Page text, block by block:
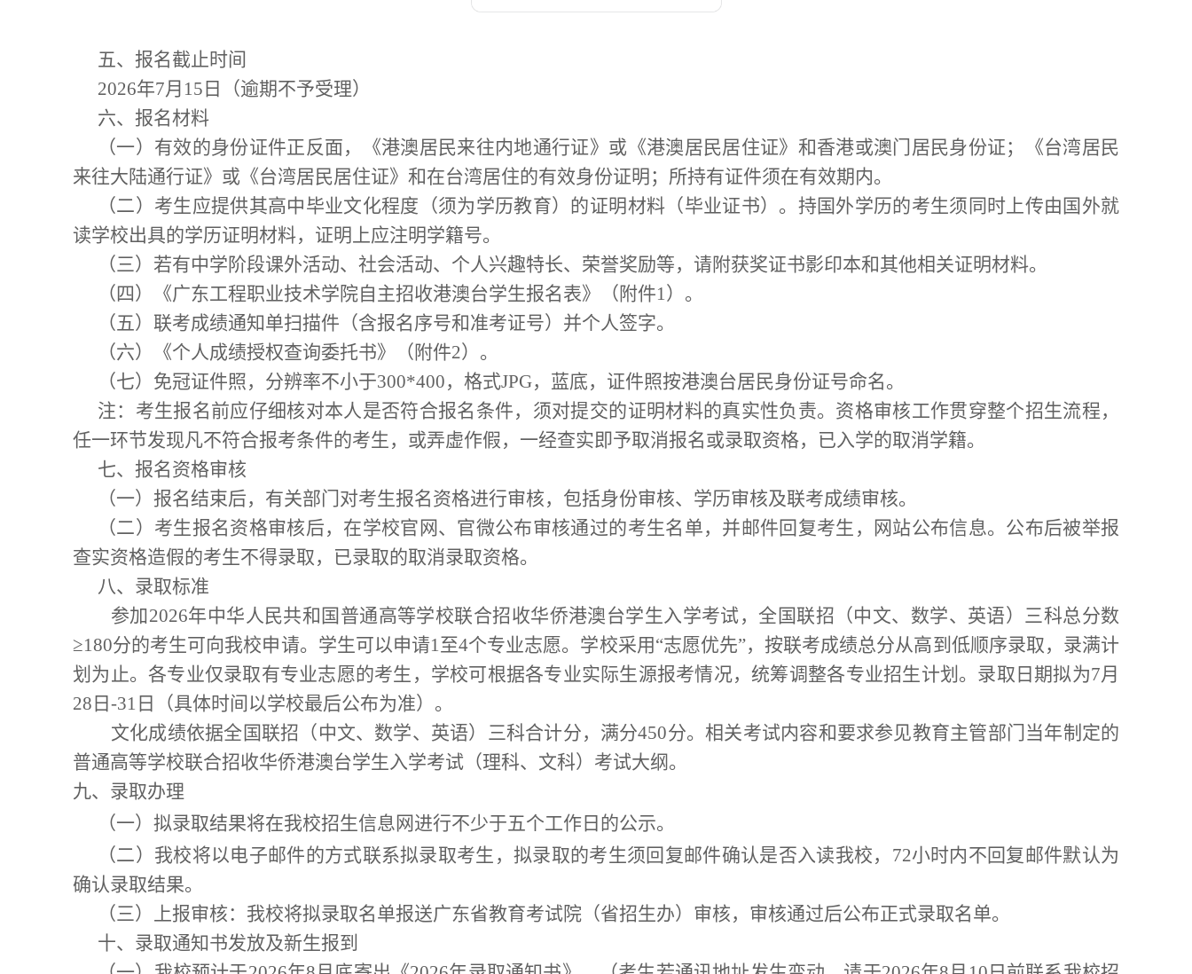
五、报名截止时间
2026年7月 15 日 （逾期不予受理）
六、报名材料
（一）有效的身份证件正反面，《港澳居民来往内地通行证》或《港澳居民居住证》和香港或澳门居民身份证；《台湾居民
来往大陆通行证》或《台湾居民居住证》和在台湾居住的有效身份证明；所持有证件须在有效期内。
（二）考生应提供其高中毕业文化程度（须为学历教育）的证明材料 （毕业证书） 。持国外学历的考生须同时上传由国外就
读学校出具的学历证明材料， 证明上应注明学籍号。
（三）若有中学阶段课外活动、社会活动、个人兴趣特长、荣誉奖励等，请附获奖证书影印本和其他相关证明材料。
（四）《广东工程职业技术学院自主招收港澳台学生报名表》（附件1）。
（五）联考成绩通知单扫描件（含报名序号和准考证号）并个人签字。
（六）《个人成绩授权查询委托书》（附件2）。
（七）免冠证件照，分辨率不小于300*400，格式JPG，蓝底，证件照按港澳台居民身份证号命名。
注：考生报名前应仔细核对本人是否符合报名条件，须对提交的证明材料的真实性负责。资格审核工作贯穿整个招生流程，
任一环节发现凡不符合报考条件的考生，或弄虚作假，一经查实即予取消报名或录取资格，已入学的取消学籍。
七、报名资格审核
（一）报名结束后， 有关部门对考生报名资格进行审核，包括身份审核、学历审核及联考成绩审核。
（二）考生报名资格审核后，在学校官网、官微公布审核通过的考生名单，并邮件回复考生，网站公布信息。公布后被举报
查实资格造假的考生不得录取，已录取的取消录取资格。
八、录取标准
参加2026年中华人民共和国普通高等学校联合招收华侨港澳台学生入学考试， 全国联招（中文、数学、英语） 三科总分数
≥180分的考生可向我校申请。学生可以申请1至4个专业志愿。学校采用 “志愿优先”，按联考成绩总分从高到低顺序录取，录满计
划为止。各专业仅录取有专业志愿的考生 ， 学校可根据各专业实际生源报考情况，统筹调整各专业招生计划 。 录取日期拟为7月
28 日 -31 日（具体时间以学校最后公布为准）。
文化成绩依据全国联招（中文、数学、英语）三科合计分，满分450分。相关考试内容和要求参见教育主管部门当年制定的
普通高等学校联合招收华侨港澳台学生入学考试（理科、文科）考试大纲。
九、录取办理
（一）拟录取结果将在我校招生信息网进行不少于五个工作日的公示。
（二）我校将以电子邮件的方式联系拟录取考生，拟录取的考生须回复邮件确认是否入读我校， 72小时内不回复邮件默认为
确认录取结果。
（三）上报审核：我校将拟录取名单报送广东省教育考试院（省招生办）审核，审核通过后公布正式录取名单。
十、录取通知书发放及新生报到